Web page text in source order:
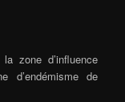
zone d’influence
d’endémisme de